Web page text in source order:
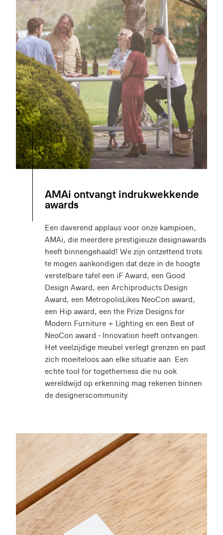
AMAi ontvangt indrukwekkende
awards
Een daverend applaus voor onze kampioen,
AMAi, die meerdere prestigieuze designawards
heeft binnengehaald! We zijn ontzettend trots
te mogen aankondigen dat deze in de hoogte
verstelbare tafel een iF Award, een Good
Design Award, een Archiproducts Design
Award, een MetropolisLikes NeoCon award,
een Hip award, een the Prize Designs for
Modern Furniture + Lighting en een Best of
NeoCon award - Innovation heeft ontvangen.
Het veelzijdige meubel verlegt grenzen en past
zich moeiteloos aan elke situatie aan. Een
echte tool for togetherness die nu ook
wereldwijd op erkenning mag rekenen binnen
de designerscommunity.